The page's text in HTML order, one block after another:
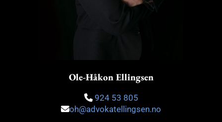
Ole-Håkon Ellingsen
 924 53 805
oh@advokatellingsen.no